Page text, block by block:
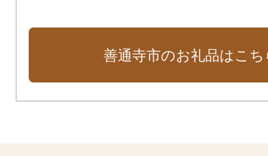
善通寺市のお礼品はこち